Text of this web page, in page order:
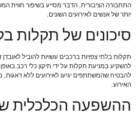
התחבורה הציבורית. הדבר מסייע בשיפור חווית
יותר של אנשים לאירועים השונים.
סיכונים של תקלות
תקלות בלתי צפויות ברכבים עשויות להוביל לאובדן
להשקיע במניעת תקלות על ידי תיקון כלי רכב
להבטיח שהמשתתפים יגיעו לאירועים ללא
האירוע.
ההשפעה הכלכלית